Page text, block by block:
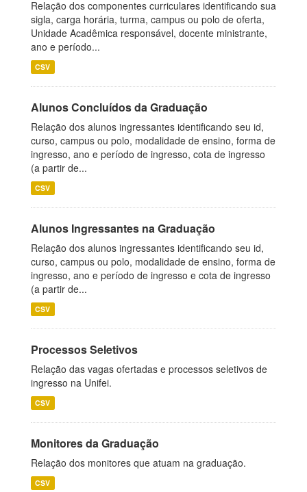
Relação dos componentes curriculares identificando sua
sigla, carga horária, turma, campus ou polo de oferta,
Unidade Acadêmica responsável, docente ministrante,
ano e período...
CSV
Alunos Concluídos da Graduação
Relação dos alunos ingressantes identificando seu id,
curso, campus ou polo, modalidade de ensino, forma de
ingresso, ano e período de ingresso, cota de ingresso
(a partir de...
CSV
Alunos Ingressantes na Graduação
Relação dos alunos ingressantes identificando seu id,
curso, campus ou polo, modalidade de ensino, forma de
ingresso, ano e período de ingresso e cota de ingresso
(a partir de...
CSV
Processos Seletivos
Relação das vagas ofertadas e processos seletivos de
ingresso na Unifei.
CSV
Monitores da Graduação
Relação dos monitores que atuam na graduação.
CSV